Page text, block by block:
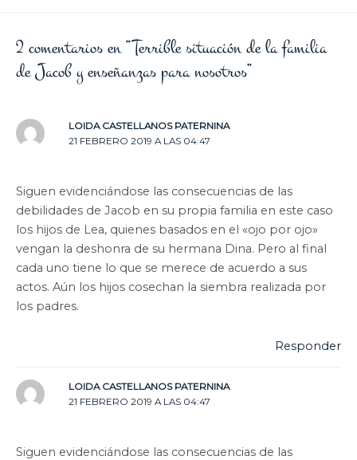
2 comentarios en “Terrible situación de la familia
de Jacob y enseñanzas para nosotros”
LOIDA CASTELLANOS PATERNINA
21 FEBRERO 2019 A LAS 04:47
Siguen evidenciándose las consecuencias de las
debilidades de Jacob en su propia familia en este caso
los hijos de Lea, quienes basados en el «ojo por ojo»
vengan la deshonra de su hermana Dina. Pero al final
cada uno tiene lo que se merece de acuerdo a sus
actos. Aún los hijos cosechan la siembra realizada por
los padres.
Responder
LOIDA CASTELLANOS PATERNINA
21 FEBRERO 2019 A LAS 04:47
Siguen evidenciándose las consecuencias de las